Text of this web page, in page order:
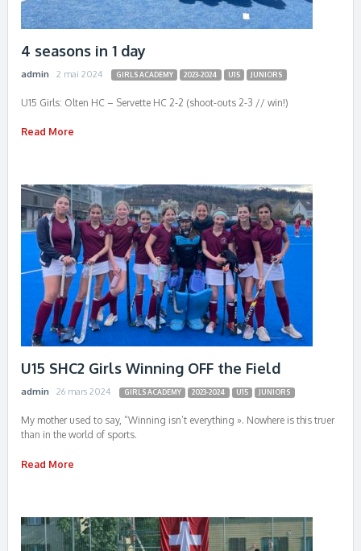
4 seasons in 1 day
admin 2 mai 2024 GIRLS ACADEMY 2023-2024 U15 JUNIORS
U15 Girls: Olten HC – Servette HC 2-2 (shoot-outs 2-3 // win!)
Read More
U15 SHC2 Girls Winning OFF the Field
admin 26 mars 2024 GIRLS ACADEMY 2023-2024 U15 JUNIORS
My mother used to say, “Winning isn’t everything ». Nowhere is this truer
than in the world of sports.
Read More